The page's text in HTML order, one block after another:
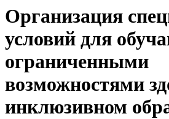
Организация
условий для
ограниченными
возможностями
инклюзивном